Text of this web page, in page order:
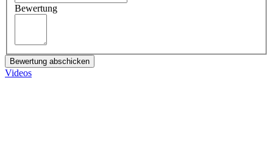
Bewertung
Bewertung abschicken
Videos